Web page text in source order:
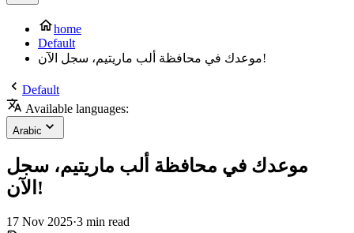
home
Default
موعدك في محافظة ألب ماريتيم، سجل الآن!
Default
Available languages:
Arabic
موعدك في محافظة ألب ماريتيم، سجل
الآن!
17 Nov 2025·3 min read